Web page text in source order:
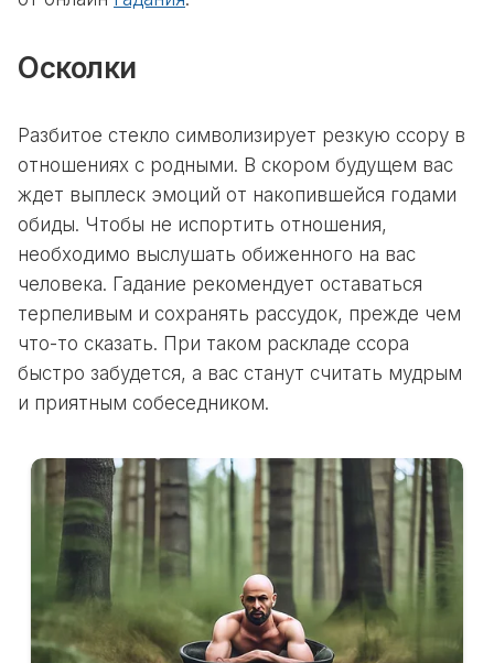
Осколки
Разбитое стекло символизирует резкую ссору в
отношениях с родными. В скором будущем вас
ждет выплеск эмоций от накопившейся годами
обиды. Чтобы не испортить отношения,
необходимо выслушать обиженного на вас
человека. Гадание рекомендует оставаться
терпеливым и сохранять рассудок, прежде чем
что-то сказать. При таком раскладе ссора
быстро забудется, а вас станут считать мудрым
и приятным собеседником.